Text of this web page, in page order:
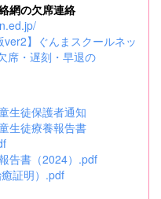
網の欠席連絡
】ぐんまスクールネッ
席・遅刻・早退の
生徒保護者通知
生徒療養報告書
告書（2024）.pdf
証明）.pdf